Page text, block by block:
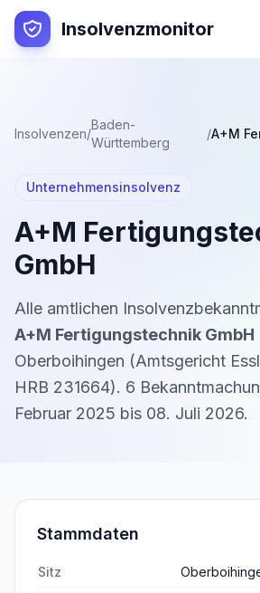
Insolvenzmonitor
Insolvenzen/
Baden-
Württemberg
/
Unternehmensinsolvenz
A+M
GmbH
Alle amtlichen
A+M Fertigungstechnik GmbH
Oberboihingen (Amtsgericht
HRB 231664). 6
Februar 2025 bis 08. Juli 2026.
Stammdaten
Sitz